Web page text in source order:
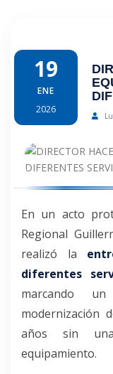
19
ENE
2026
En un acto
Regional
realizó la
diferentes
marcando
modernización
años sin
equipamiento.